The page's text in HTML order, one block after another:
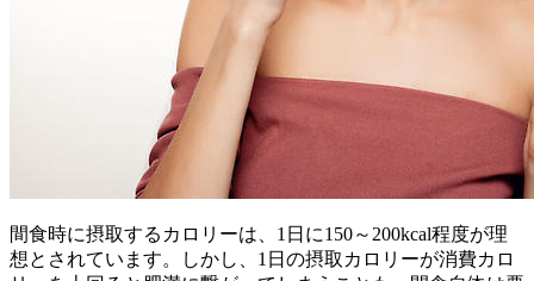
間食時に摂取するカロリーは、1日に150～200kcal程度が理
想とされています。しかし、1日の摂取カロリーが消費カロ